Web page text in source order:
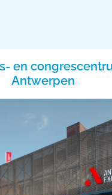
en
Antwerpen